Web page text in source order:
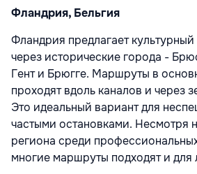
Фландрия, Бельгия
Фландрия предлагает
через исторические города -
Гент и Брюгге. Маршруты в
проходят вдоль каналов и через
Это идеальный вариант для
частыми остановками. Несмотря
региона среди
многие маршруты подходят и для